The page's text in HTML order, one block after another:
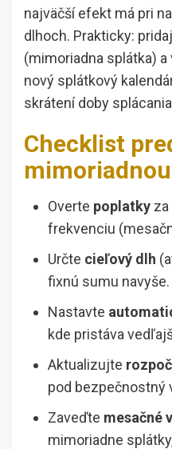
najväčší efekt má pri
dlhoch. Prakticky:
(mimoriadna splátka)
nový splátkový
skrátení doby
Checklist
Overte poplatky
frekvenciu
Určte cieľový dlh
fixnú sumu navyše.
Nastavte
kde pristáva
Aktualizujte
pod bezpečnostný
Zaveďte mesačné
mimoriadne